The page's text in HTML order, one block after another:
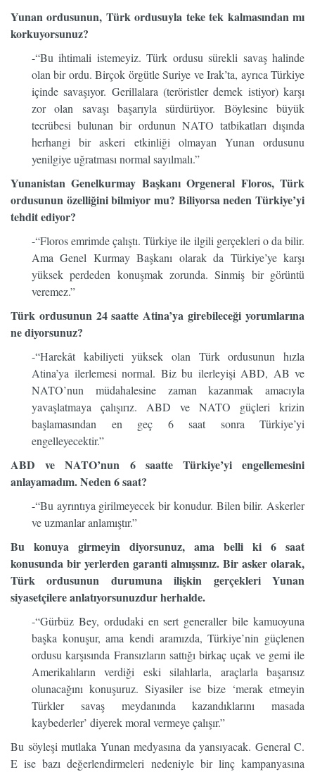
Yunan ordusunun, Türk ordusuyla teke tek kalmasından mı
korkuyorsunuz?
-“Bu ihtimali istemeyiz. Türk ordusu sürekli savaş halinde
olan bir ordu. Birçok örgütle Suriye ve Irak’ta, ayrıca Türkiye
içinde savaşıyor. Gerillalara (teröristler demek istiyor) karşı
zor olan savaşı başarıyla sürdürüyor. Böylesine büyük
tecrübesi bulunan bir ordunun NATO tatbikatları dışında
herhangi bir askeri etkinliği olmayan Yunan ordusunu
yenilgiye uğratması normal sayılmalı.”
Yunanistan Genelkurmay Başkanı Orgeneral Floros, Türk
ordusunun özelliğini bilmiyor mu? Biliyorsa neden Türkiye’yi
tehdit ediyor?
-“Floros emrimde çalıştı. Türkiye ile ilgili gerçekleri o da bilir.
Ama Genel Kurmay Başkanı olarak da Türkiye’ye karşı
yüksek perdeden konuşmak zorunda. Sinmiş bir görüntü
veremez.”
Türk ordusunun 24 saatte Atina’ya girebileceği yorumlarına
ne diyorsunuz?
-“Harekât kabiliyeti yüksek olan Türk ordusunun hızla
Atina’ya ilerlemesi normal. Biz bu ilerleyişi ABD, AB ve
NATO’nun müdahalesine zaman kazanmak amacıyla
yavaşlatmaya çalışırız. ABD ve NATO güçleri krizin
başlamasından en geç 6 saat sonra Türkiye’yi
engelleyecektir.”
ABD ve NATO’nun 6 saatte Türkiye’yi engellemesini
anlayamadım. Neden 6 saat?
-“Bu ayrıntıya girilmeyecek bir konudur. Bilen bilir. Askerler
ve uzmanlar anlamıştır.”
Bu konuya girmeyin diyorsunuz, ama belli ki 6 saat
konusunda bir yerlerden garanti almışsınız. Bir asker olarak,
Türk ordusunun durumuna ilişkin gerçekleri Yunan
siyasetçilere anlatıyorsunuzdur herhalde.
-“Gürbüz Bey, ordudaki en sert generaller bile kamuoyuna
başka konuşur, ama kendi aramızda, Türkiye’nin güçlenen
ordusu karşısında Fransızların sattığı birkaç uçak ve gemi ile
Amerikalıların verdiği eski silahlarla, araçlarla başarısız
olunacağını konuşuruz. Siyasiler ise bize ‘merak etmeyin
Türkler savaş meydanında kazandıklarını masada
kaybederler’ diyerek moral vermeye çalışır.”
Bu söyleşi mutlaka Yunan medyasına da yansıyacak. General C.
E ise bazı değerlendirmeleri nedeniyle bir linç kampanyasına